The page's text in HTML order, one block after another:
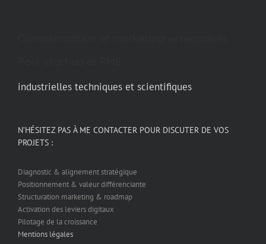
industrielles techniques et scientifiques
N’HÉSITEZ PAS À ME CONTACTER POUR DISCUTER DE VOS
PROJETS :
Diagnostic & alignement stratégique
Positionnement & valeur différenciante
Structuration marketing & roadmap
Activation des leviers digitaux
Pilotage de la croissance
Mentions légales